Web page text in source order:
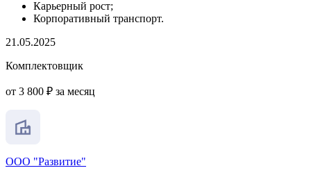
Карьерный рост;
Корпоративный транспорт.
21.05.2025
Комплектовщик
от 3 800 ₽ за месяц
ООО "Развитие"